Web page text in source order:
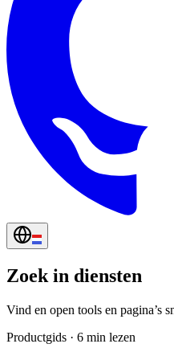
Zoek in diensten
Vind en open tools en pagina’s
Productgids · 6 min lezen